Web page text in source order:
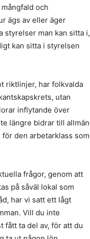
och
ägs av eller äger
styrelser man kan sitta i,
kan sitta i styrelsen
riktlinjer, har folkvalda
utan
inflytande över
längre bidrar till allmän
den arbetarklass som
frågor, genom att
på såväl lokal som
har vi satt ett lågt
Vill du inte
fått ta del av, för att du